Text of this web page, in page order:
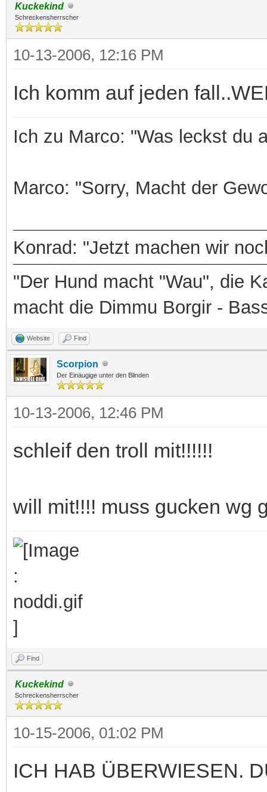
Kuckekind
Schreckensherrscher
10-13-2006, 12:16 PM
Ich komm auf jeden
Ich zu Marco: "Was leckst du
Marco: "Sorry, Macht der
Konrad: "Jetzt machen wir
"Der Hund macht "Wau", die
macht die Dimmu Borgir -
Website Find
Scorpion
Der Einäugige unter den Blinden
10-13-2006, 12:46 PM
schleif den troll mit!!!!!!
will mit!!!! muss gucken wg
Find
Kuckekind
Schreckensherrscher
10-15-2006, 01:02 PM
ICH HAB ÜBERWIESEN.